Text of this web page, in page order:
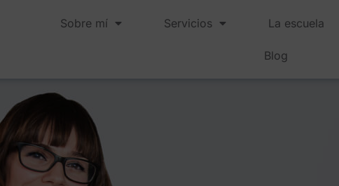
Sobre mí Servicios La escuela
Blog